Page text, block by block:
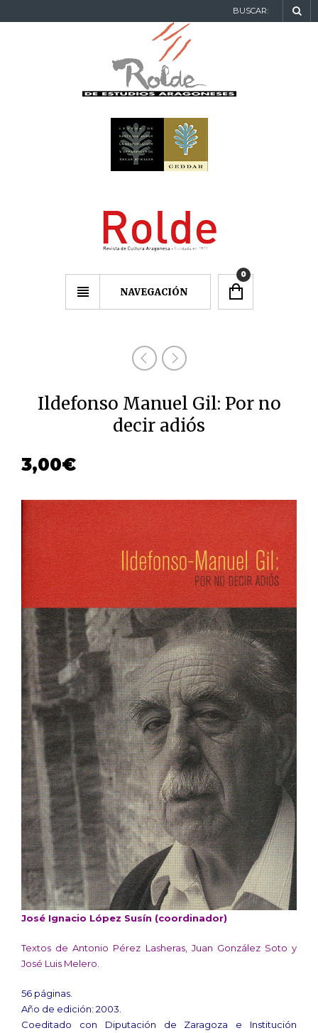
BUSCAR:
NAVEGACIÓN
0
Ildefonso Manuel Gil: Por no
decir adiós
3,00€
José Ignacio López Susín (coordinador)
Textos de Antonio Pérez Lasheras, Juan González Soto y
José Luis Melero.
56 páginas.
Año de edición: 2003.
Coeditado con Diputación de Zaragoza e Institución